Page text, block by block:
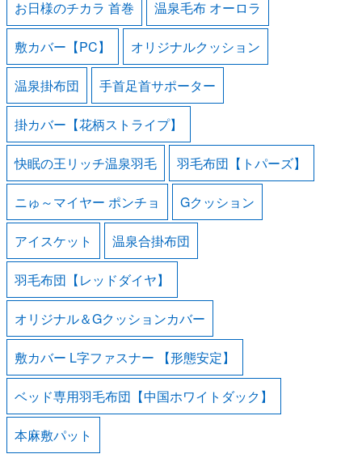
お日様のチカラ 首巻 温泉毛布 オーロラ
敷カバー【PC】 オリジナルクッション
温泉掛布団 手首足首サポーター
掛カバー【花柄ストライプ】
快眠の王リッチ温泉羽毛 羽毛布団【トパーズ】
ニゅ～マイヤー ポンチョ Gクッション
アイスケット 温泉合掛布団
羽毛布団【レッドダイヤ】
オリジナル＆Gクッションカバー
敷カバー L字ファスナー 【形態安定】
ベッド専用羽毛布団【中国ホワイトダック】
本麻敷パット